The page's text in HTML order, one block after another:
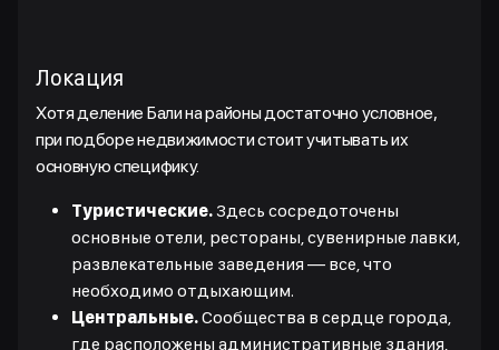
Локация
Хотя деление Бали на районы достаточно условное,
при подборе недвижимости стоит учитывать их
основную специфику.
Туристические.Здесь сосредоточены
основные отели, рестораны, сувенирные лавки,
развлекательные заведения — все, что
необходимо отдыхающим.
Центральные.Сообщества в сердце города,
где расположены административные здания,